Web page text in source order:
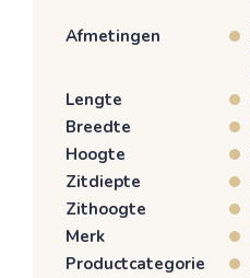
Afmetingen
Lengte
Breedte
Hoogte
Zitdiepte
Zithoogte
Merk
Productcategorie